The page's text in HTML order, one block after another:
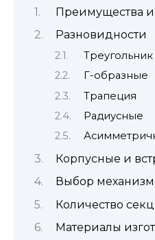
Преимущества и
Разновидности
Треугольник
Г-образные
Трапеция
Радиусные
Корпусные и
Выбор
Количество
Материалы